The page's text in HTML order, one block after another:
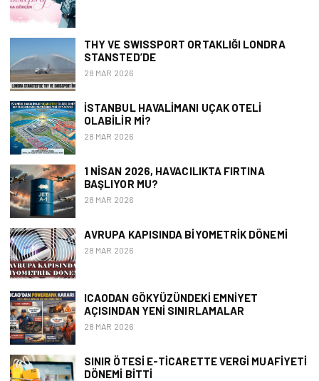
THY VE SWISSPORT ORTAKLIĞI LONDRA
STANSTED’DE
28 MAR 2026
İSTANBUL HAVALIMANI UÇAK OTELI
OLABILIR MI?
28 MAR 2026
1 NISAN 2026, HAVACILIKTA FIRTINA
BAŞLIYOR MU?
28 MAR 2026
AVRUPA KAPISINDA BIYOMETRIK DÖNEMI
28 MAR 2026
ICAODAN GÖKYÜZÜNDEKI EMNIYET
AÇISINDAN YENI SINIRLAMALAR
28 MAR 2026
SINIR ÖTESI E-TICARETTE VERGI MUAFIYETI
DÖNEMI BITTI